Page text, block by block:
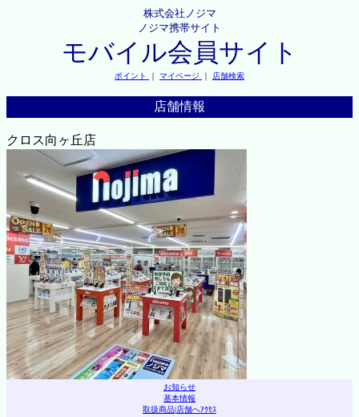
株式会社ノジマ
ノジマ携帯サイト
モバイル会員サイト
ポイント ｜ マイページ ｜ 店舗検索
店舗情報
クロス向ヶ丘店
お知らせ
基本情報
取扱商品|店舗へｱｸｾｽ